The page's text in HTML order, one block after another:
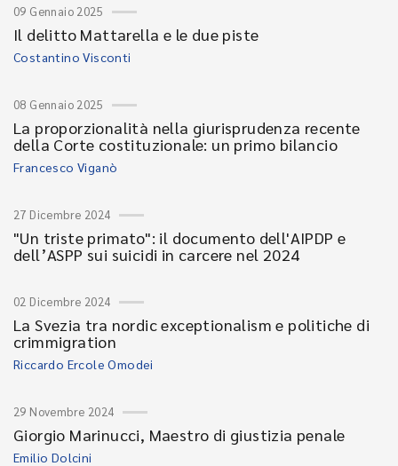
09 Gennaio 2025
Il delitto Mattarella e le due piste
Costantino Visconti
08 Gennaio 2025
La proporzionalità nella giurisprudenza recente
della Corte costituzionale: un primo bilancio
Francesco Viganò
27 Dicembre 2024
"Un triste primato": il documento dell'AIPDP e
dell’ASPP sui suicidi in carcere nel 2024
02 Dicembre 2024
La Svezia tra nordic exceptionalism e politiche di
crimmigration
Riccardo Ercole Omodei
29 Novembre 2024
Giorgio Marinucci, Maestro di giustizia penale
Emilio Dolcini